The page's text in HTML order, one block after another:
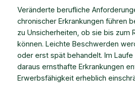
Veränderte berufliche
chronischer Erkrankungen führen
zu Unsicherheiten, ob sie bis zum
können. Leichte Beschwerden
oder erst spät behandelt. Im
daraus ernsthafte Erkrankungen
Erwerbsfähigkeit erheblich